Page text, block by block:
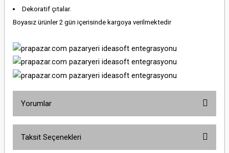
Dekoratif çıtalar.
Boyasız ürünler 2 gün içerisinde kargoya verilmektedir
Yorumlar
Taksit Seçenekleri